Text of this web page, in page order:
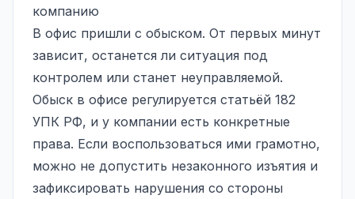
компанию
В офис пришли с обыском. От первых минут
зависит, останется ли ситуация под
контролем или станет неуправляемой.
Обыск в офисе регулируется статьёй 182
УПК РФ, и у компании есть конкретные
права. Если воспользоваться ими грамотно,
можно не допустить незаконного изъятия и
зафиксировать нарушения со стороны